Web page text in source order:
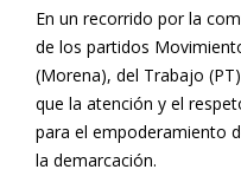
En un recorrido por la
de los partidos
(Morena), del Trabajo
que la atención y el
para el empoderamiento
la demarcación.